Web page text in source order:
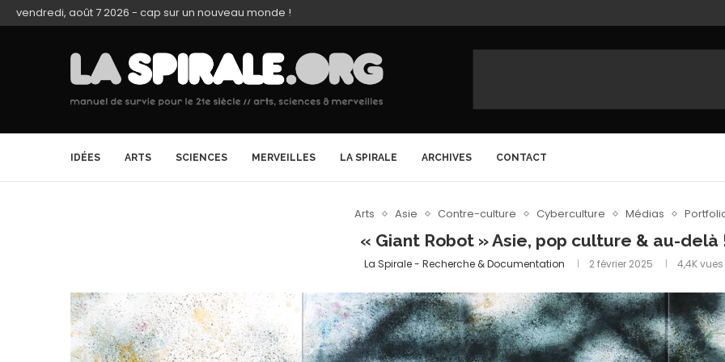
vendredi, août 7 2026 - cap sur un nouveau monde !
IDÉES ARTS SCIENCES MERVEILLES LA SPIRALE ARCHIVES CONTACT
Arts Asie Contre-culture Cyberculture Médias
« Giant Robot » Asie, pop culture & au-delà
La Spirale - Recherche & Documentation 2 février 2025 4,4Kvues